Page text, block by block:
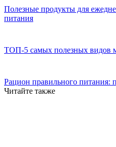
Полезные продукты для
питания
ТОП-5 самых полезных видов
Рацион правильного
Читайте также